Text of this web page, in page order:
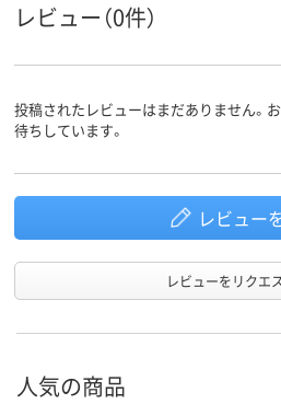
レビュー（0件）
投稿されたレビューはまだありません。
待ちしています。
レビュー
レビューをリクエ
人気の商品